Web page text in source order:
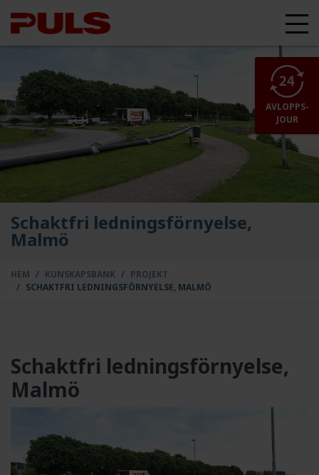
Schaktfri ledningsförnyelse,
Malmö
HEM KUNSKAPSBANK
PROJEKT
SCHAKTFRI LEDNINGSFÖRNYELSE, MALMÖ
Schaktfri ledningsförnyelse,
Malmö
AVLOPPS-
JOUR